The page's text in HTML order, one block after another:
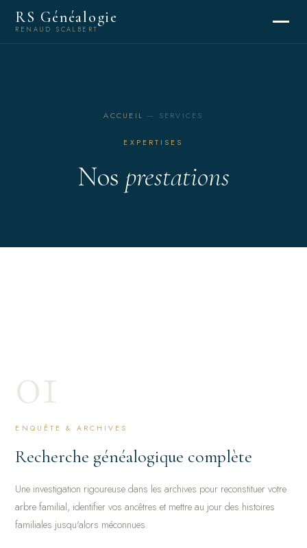
RS Généalogie
RENAUD SCALBERT
ACCUEIL — SERVICES
EXPERTISES
Nos prestations
01
ENQUÊTE & ARCHIVES
Recherche généalogique complète
Une investigation rigoureuse dans les archives pour reconstituer votre
arbre familial, identifier vos ancêtres et mettre au jour des histoires
familiales jusqu'alors méconnues.